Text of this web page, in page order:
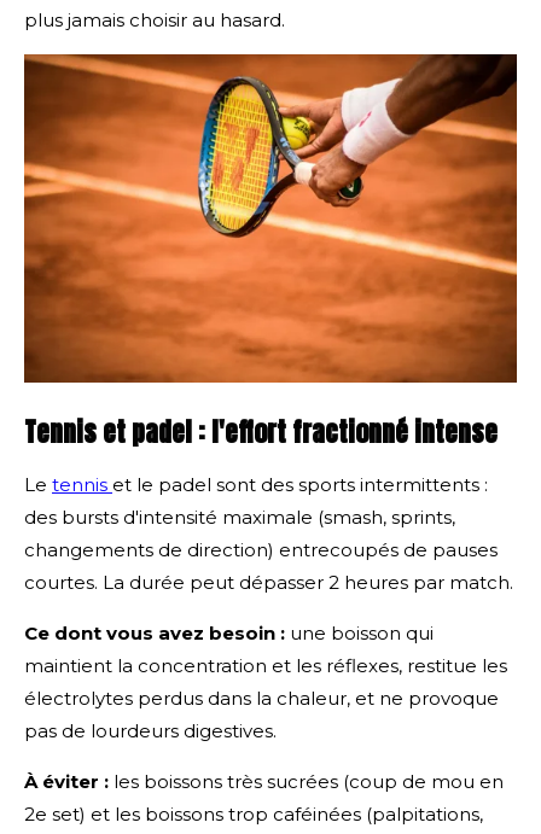
plus jamais choisir au hasard.
Tennis et padel : l'effort fractionné intense
Le tennis et le padel sont des sports intermittents :
des bursts d'intensité maximale (smash, sprints,
changements de direction) entrecoupés de pauses
courtes. La durée peut dépasser 2 heures par match.
Ce dont vous avez besoin : une boisson qui
maintient la concentration et les réflexes, restitue les
électrolytes perdus dans la chaleur, et ne provoque
pas de lourdeurs digestives.
À éviter : les boissons très sucrées (coup de mou en
2e set) et les boissons trop caféinées (palpitations,